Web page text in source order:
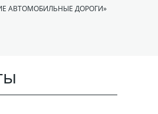
АВТОМОБИЛЬНЫЕ ДОРОГИ»